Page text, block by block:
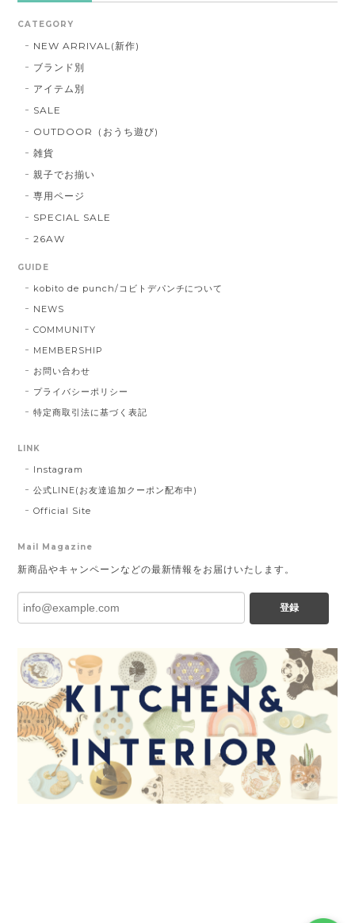
CATEGORY
NEW ARRIVAL(新作)
ブランド別
アイテム別
SALE
OUTDOOR（おうち遊び)
雑貨
親子でお揃い
専用ページ
SPECIAL SALE
26AW
GUIDE
kobito de punch/コビトデパンチについて
NEWS
COMMUNITY
MEMBERSHIP
お問い合わせ
プライバシーポリシー
特定商取引法に基づく表記
LINK
Instagram
公式LINE(お友達追加クーポン配布中)
Official Site
Mail Magazine
新商品やキャンペーンなどの最新情報をお届けいたします。
登録